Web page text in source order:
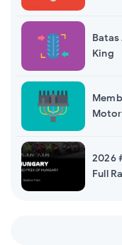
King
2026
Full